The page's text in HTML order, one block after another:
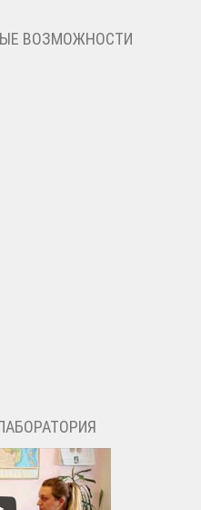
ВОЗМОЖНОСТИ